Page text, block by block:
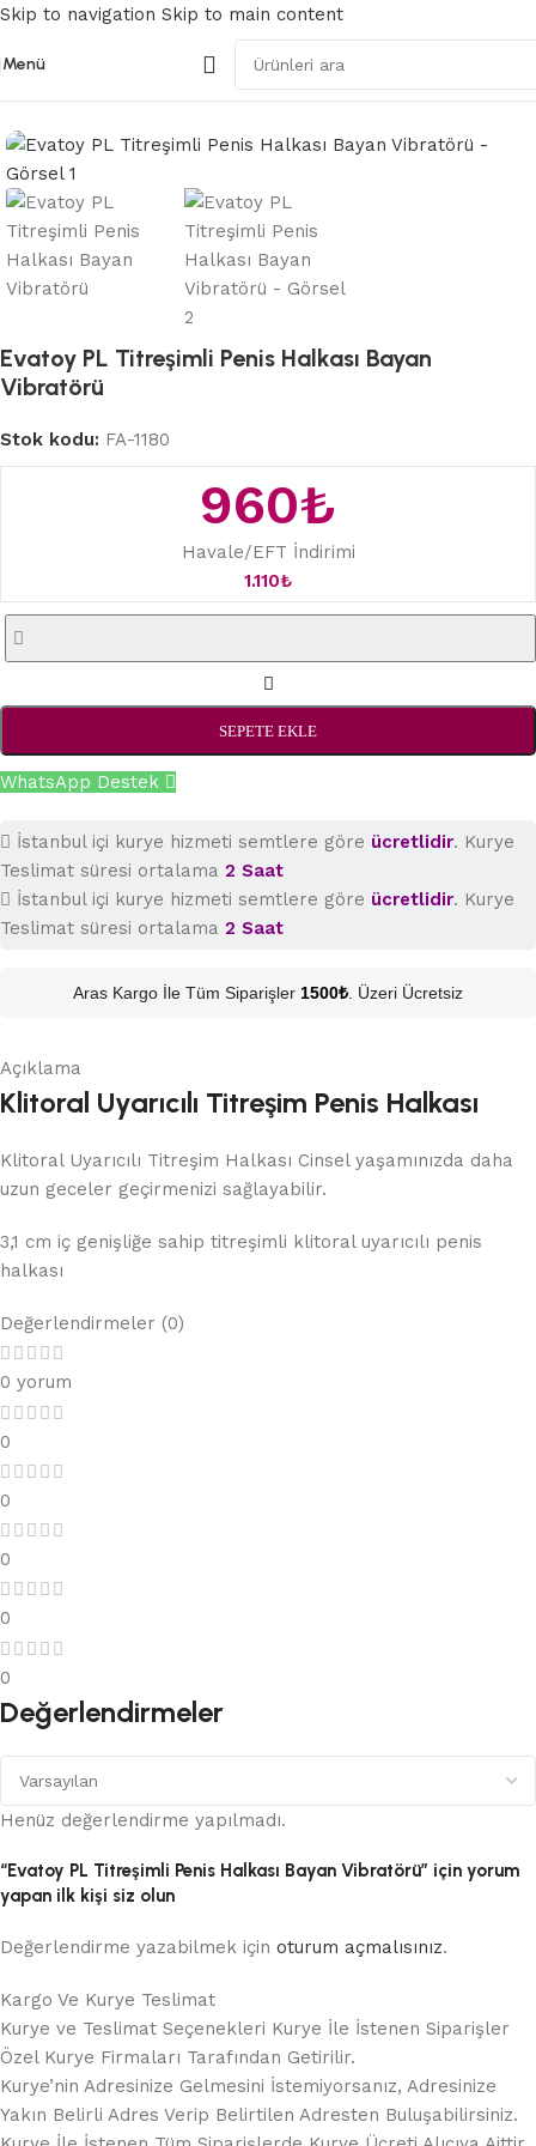
Skip to navigation Skip to main content
Menü
Penis Halkaları
Evatoy PL Titreşimli Penis Halkası Bayan
Vibratörü
Stok kodu: FA-1180
960₺
Havale/EFT İndirimi
1.110₺
SEPETE EKLE
WhatsApp Destek
İstanbul içi kurye hizmeti semtlere göre ücretlidir. Kurye
Teslimat süresi ortalama 2 Saat
İstanbul içi kurye hizmeti semtlere göre ücretlidir. Kurye
Teslimat süresi ortalama 2 Saat
Aras Kargo İle Tüm Siparişler 1500₺ . Üzeri Ücretsiz
Açıklama
Klitoral Uyarıcılı Titreşim Penis Halkası
Klitoral Uyarıcılı Titreşim Halkası Cinsel yaşamınızda daha
uzun geceler geçirmenizi sağlayabilir.
3,1 cm iç genişliğe sahip titreşimli klitoral uyarıcılı penis
halkası
Değerlendirmeler (0)
0 yorum
0
0
0
0
0
Değerlendirmeler
Henüz değerlendirme yapılmadı.
“Evatoy PL Titreşimli Penis Halkası Bayan Vibratörü” için yorum
yapan ilk kişi siz olun
Değerlendirme yazabilmek için oturum açmalısınız.
Kargo Ve Kurye Teslimat
Kurye ve Teslimat Seçenekleri Kurye İle İstenen Siparişler
Özel Kurye Firmaları Tarafından Getirilir.
Kurye’nin Adresinize Gelmesini İstemiyorsanız, Adresinize
Yakın Belirli Adres Verip Belirtilen Adresten Buluşabilirsiniz.